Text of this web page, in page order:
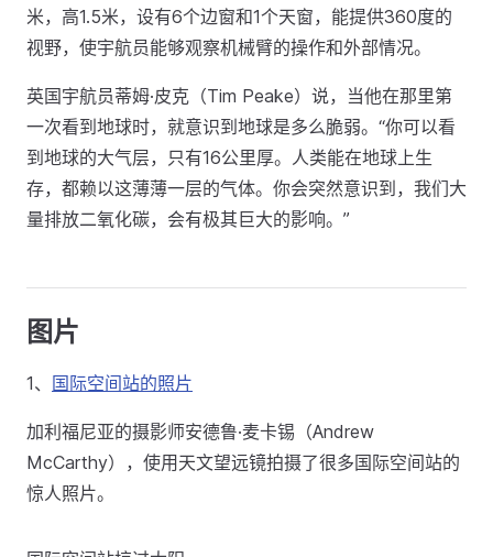
米，高1.5米，设有6个边窗和1个天窗，能提供360度的
视野，使宇航员能够观察机械臂的操作和外部情况。
英国宇航员蒂姆·皮克（Tim Peake）说，当他在那里第
一次看到地球时，就意识到地球是多么脆弱。“你可以看
到地球的大气层，只有16公里厚。人类能在地球上生
存，都赖以这薄薄一层的气体。你会突然意识到，我们大
量排放二氧化碳，会有极其巨大的影响。”
图片
1、 国际空间站的照片
加利福尼亚的摄影师安德鲁·麦卡锡（Andrew
McCarthy），使用天文望远镜拍摄了很多国际空间站的
惊人照片。